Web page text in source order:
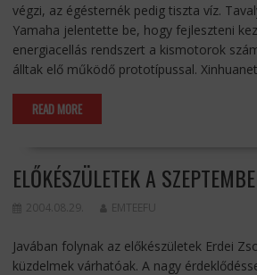
végzi, az égésternék pedig tiszta víz.
Yamaha jelentette be, hogy fejleszteni
energiacellás rendszert a kismotorok
álltak elő működő prototípussal. Xinhuanet
READ MORE
ELŐKÉSZÜLETEK A
2004.08.29. EMTEEFU
Javában folynak az előkészületek Erdei
küzdelmek várhatóak. A nagy